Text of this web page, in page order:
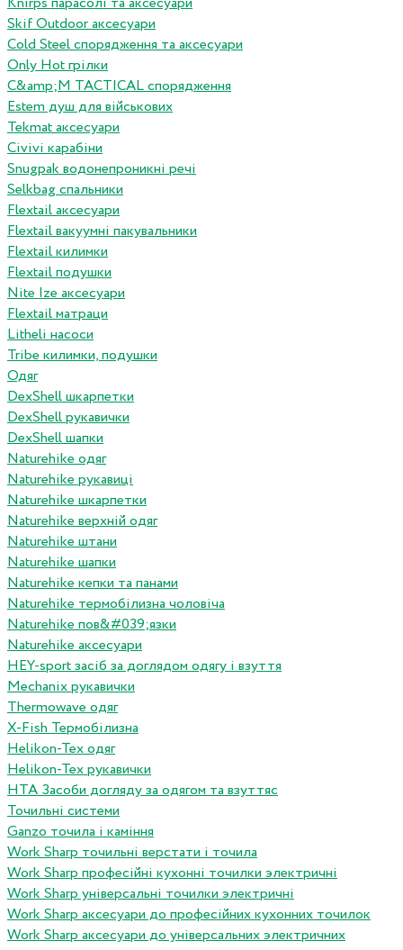
Skif Outdoor аксесуари
Cold Steel спорядження та аксесуари
Only Hot грілки
C&amp;M TACTICAL спорядження
Estem душ для військових
Tekmat аксесуари
Сivivi карабіни
Snugpak водонепроникні речі
Selkbag спальники
Flextail аксесуари
Flextail вакуумні пакувальники
Flextail килимки
Flextail подушки
Nite Ize аксесуари
Flextail матраци
Litheli насоси
Tribe килимки, подушки
Одяг
DexShell шкарпетки
DexShell рукавички
DexShell шапки
Naturehike одяг
Naturehike рукавиці
Naturehike шкарпетки
Naturehike верхній одяг
Naturehike штани
Naturehike шапки
Naturehike кепки та панами
Naturehike термобілизна чоловіча
Naturehike пов&#039;язки
Naturehike аксесуари
HEY-sport засіб за доглядом одягу і взуття
Mechanix рукавички
Thermowave одяг
X-Fish Термобілизна
Helikon-Tex одяг
Helikon-Tex рукавички
HTA Засоби догляду за одягом та взуттяс
Точильні системи
Ganzo точила і каміння
Work Sharp точильні верстати і точила
Work Sharp професiйнi кухоннi точилки электричнi
Work Sharp унiверсальнi точилки электричнi
Work Sharp аксесуари до професiйних кухонних точилок
Work Sharp аксесуари до унiверсальних электричних